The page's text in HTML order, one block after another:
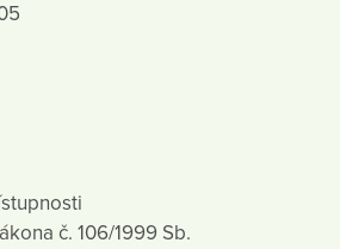
č. 106/1999 Sb.